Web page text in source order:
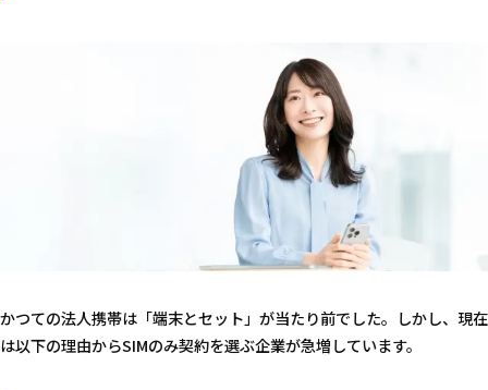
かつての法人携帯は「端末とセット」が当たり前でした。しかし、現在
は以下の理由からSIMのみ契約を選ぶ企業が急増しています。